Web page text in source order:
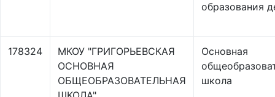
образования
178324
МКОУ "ГРИГОРЬЕВСКАЯ
ОСНОВНАЯ
ОБЩЕОБРАЗОВАТЕЛЬНАЯ
Основная
школа